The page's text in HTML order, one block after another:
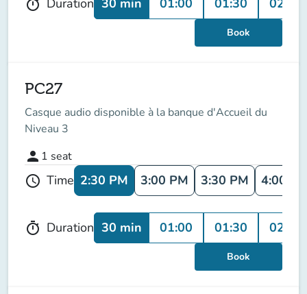
timer Duration
Book
PC27
Casque audio disponible à la banque d'Accueil du
Niveau 3
person 1 seat
schedule Time 2:30 PM 3:00 PM 3:30 PM 4:00
timer Duration 30 min 01:00 01:30 02:00
Book